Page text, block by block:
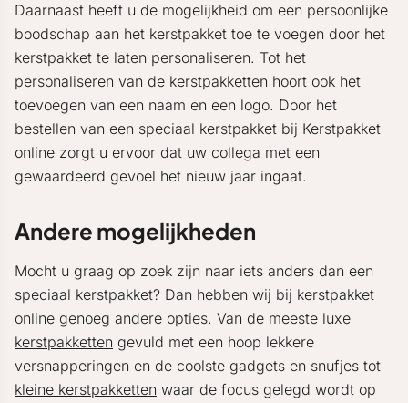
Daarnaast heeft u de mogelijkheid om een persoonlijke
boodschap aan het kerstpakket toe te voegen door het
kerstpakket te laten personaliseren. Tot het
personaliseren van de kerstpakketten hoort ook het
toevoegen van een naam en een logo. Door het
bestellen van een speciaal kerstpakket bij Kerstpakket
online zorgt u ervoor dat uw collega met een
gewaardeerd gevoel het nieuw jaar ingaat.
Andere mogelijkheden
Mocht u graag op zoek zijn naar iets anders dan een
speciaal kerstpakket? Dan hebben wij bij kerstpakket
online genoeg andere opties. Van de meeste luxe
kerstpakketten gevuld met een hoop lekkere
versnapperingen en de coolste gadgets en snufjes tot
kleine kerstpakketten waar de focus gelegd wordt op